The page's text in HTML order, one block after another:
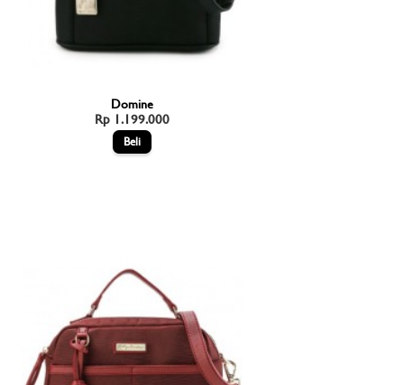
Domine
Rp 1.199.000